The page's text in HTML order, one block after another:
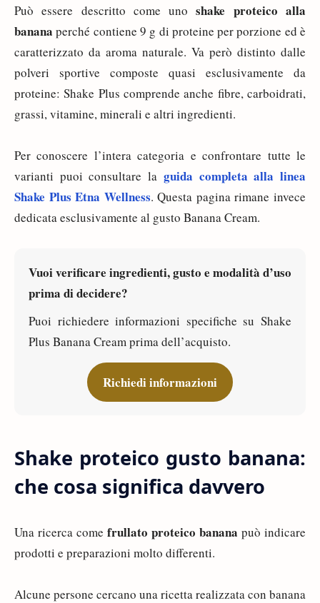
Può essere descritto come unoshake proteico alla
banana perché contiene 9 g di proteine per porzione ed è
caratterizzato da aroma naturale. Va però distinto dalle
polveri sportive composte quasi esclusivamente da
proteine: Shake Plus comprende anche fibre, carboidrati,
grassi, vitamine, minerali e altri ingredienti.
Per conoscere l’intera categoria e confrontare tutte le
varianti puoi consultare la guida completa alla linea
Shake Plus Etna Wellness. Questa pagina rimane invece
dedicata esclusivamente al gusto Banana Cream.
Vuoi verificare ingredienti, gusto e modalità d’uso
prima di decidere?
Puoi richiedere informazioni specifiche su Shake
Plus Banana Cream prima dell’acquisto.
Richiedi informazioni
Shake proteico gusto banana:
che cosa significa davvero
Una ricerca come frullato proteico banana può indicare
prodotti e preparazioni molto differenti.
Alcune persone cercano una ricetta realizzata con banana